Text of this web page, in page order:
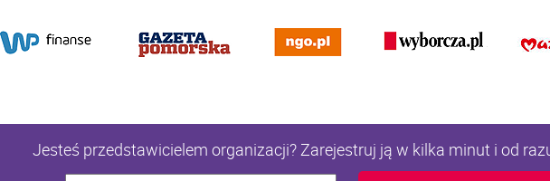
Jesteś przedstawicielem organizacji? Zarejestruj ją w kilka minut i od